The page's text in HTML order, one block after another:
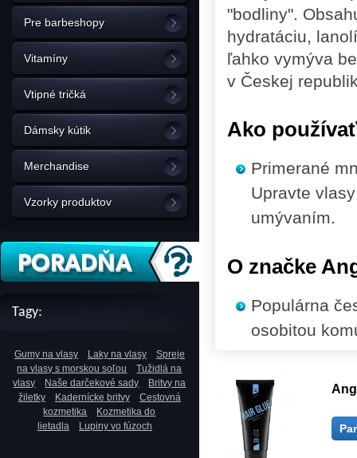
Pre barbeshopy
Vitamíny
Vtipné tričká
Dámsky kútik
Merchandise
Vzorky produktov
Tagy:
Gumy na vlasy Laky na vlasy
Spreje
na vlasy s morskou soľou
Tužidlá na
vlasy
Naše darčekové sady
Britvy na
žiletky
Kadernícke britvy
Cestovná
kozmetika
Kozmetika do
lietadla
Lupiny vo fúzoch
"bodliny".
hydratáciu,
ľahko vymýva
v Českej
Ako
Primerané
Upravte
umývaním.
O značke
Populárna
osobitou